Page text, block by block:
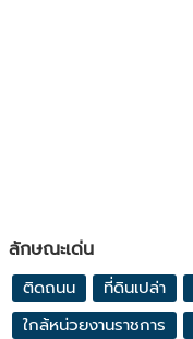
ลักษณะเด่น
ติดถนน ที่ดินเปล่า
ใกล้หน่วยงานราชการ